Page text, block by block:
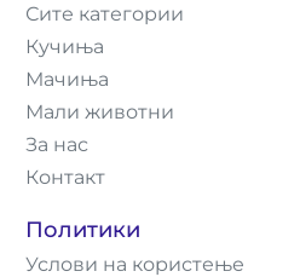
Сите категории
Кучиња
Мачиња
Мали животни
За нас
Контакт
Политики
Услови на користење